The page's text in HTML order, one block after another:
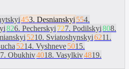
453. Desnianskyi 554.
826. Pecherskyi 727. Podilskyi808.
5210. Sviatoshynskyi6211 .
5214. Vyshneve5015.
. Obukhiv4018. Vasylkiv4819.